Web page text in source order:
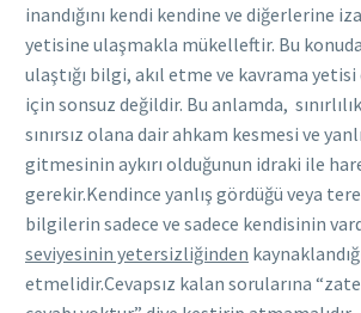
inandığını kendi kendine ve diğerlerine
yetisine ulaşmakla mükelleftir. Bu
ulaştığı bilgi, akıl etme ve kavrama
için sonsuz değildir. Bu anlamda,
sınırsız olana dair ahkam kesmesi ve
gitmesinin aykırı olduğunun idraki ile
gerekir.Kendince yanlış gördüğü veya
bilgilerin sadece ve sadece kendisinin
seviyesinin yetersizliğinden
etmelidir.Cevapsız kalan sorularına